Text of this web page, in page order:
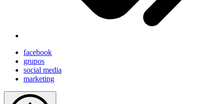
facebook
grupos
social media
marketing